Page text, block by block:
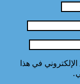
في هذا